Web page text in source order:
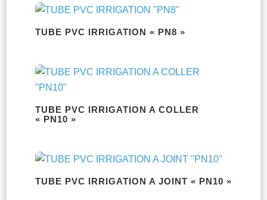
TUBE PVC IRRIGATION « PN8 »
TUBE PVC IRRIGATION A COLLER
« PN10 »
TUBE PVC IRRIGATION A JOINT « PN10 »